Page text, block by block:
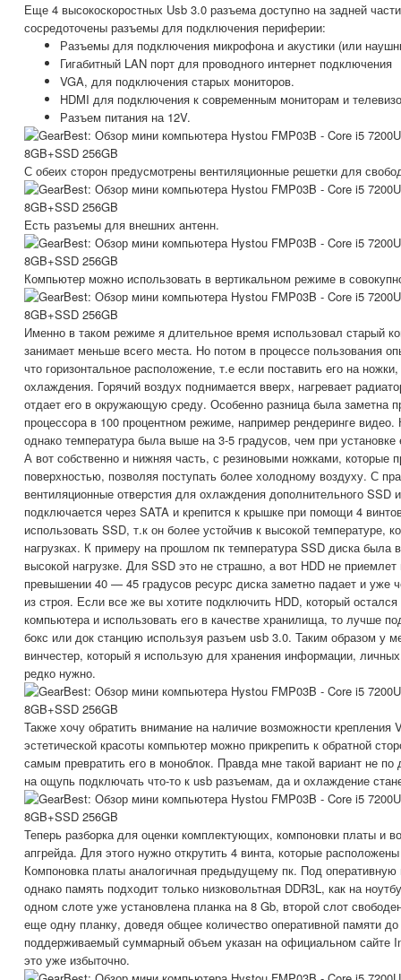
Еще 4 высокоскоростных Usb 3.0 разъема доступно на задней
сосредоточены разъемы для подключения периферии:
Разъемы для подключения микрофона и акустики (или
Гигабитный LAN порт для проводного интернет подключения
VGA, для подключения старых мониторов.
HDMI для подключения к современным мониторам и
Разъем питания на 12V.
С обеих сторон предусмотрены вентиляционные решетки для
Есть разъемы для внешних антенн.
Компьютер можно использовать в вертикальном режиме в
Именно в таком режиме я длительное время использовал старый
занимает меньше всего места. Но потом в процессе пользования
что горизонтальное расположение, т.е если поставить его на
охлаждения. Горячий воздух поднимается вверх, нагревает
отдает его в окружающую среду. Особенно разница была заметна
процессора в 100 процентном режиме, например рендеринге
однако температура была выше на 3-5 градусов, чем при установке
А вот собственно и нижняя часть, с резиновыми ножками, которые
поверхностью, позволяя поступать более холодному воздуху. С
вентиляционные отверстия для охлаждения дополнительного SSD
подключается через SATA и крепится к крышке при помощи 4
использовать SSD, т.к он более устойчив к высокой температуре,
нагрузках. К примеру на прошлом пк температура SSD диска была
высокой нагрузке. Для SSD это не страшно, а вот HDD не
превышении 40 — 45 градусов ресурс диска заметно падает и уже
из строя. Если все же вы хотите подключить HDD, который
компьютера и использовать его в качестве хранилища, то лучше
бокс или док станцию используя разъем usb 3.0. Таким образом у
винчестер, который я использую для хранения информации,
редко нужно.
Также хочу обратить внимание на наличие возможности крепления
эстетической красоты компьютер можно прикрепить к обратной
самым превратить его в моноблок. Правда мне такой вариант не
на ощупь подключать что-то к usb разъемам, да и охлаждение
Теперь разборка для оценки комплектующих, компоновки платы и
апгрейда. Для этого нужно открутить 4 винта, которые
Компоновка платы аналогичная предыдущему пк. Под
однако память подходит только низковольтная DDR3L, как на
одном слоте уже установлена планка на 8 Gb, второй слот
еще одну планку, доведя общее количество оперативной памяти
поддерживаемый суммарный объем указан на официальном сайте
это уже избыточно.